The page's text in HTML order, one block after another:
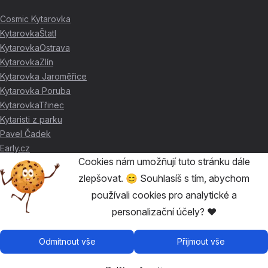
Cosmic Kytarovka
KytarovkaŠtatl
KytarovkaOstrava
KytarovkaZlín
Kytarovka Jaroměřice
Kytarovka Poruba
KytarovkaTřinec
Kytaristi z parku
Pavel Čadek
Early.cz
DÍKY ZA PODPORU ❤️
David Skácel
Cosmic Kytarovka
🥉 KytarovkaŠtatl
Cookies nám umožňují tuto stránku dále
zlepšovat. 😊 Souhlasíš s tím, abychom
používali cookies pro analytické a
personalizační účely? ❤️
Odmítnout vše Přijmout vše